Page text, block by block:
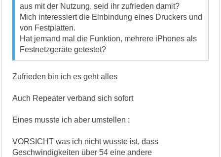
aus mit der Nutzung, seid ihr zufrieden damit?
Mich interessiert die Einbindung eines Druckers und
von Festplatten.
Hat jemand mal die Funktion, mehrere iPhones als
Festnetzgeräte getestet?
Zufrieden bin ich es geht alles
Auch Repeater verband sich sofort
Eines musste ich aber umstellen :
VORSICHT was ich nicht wusste ist, dass
Geschwindigkeiten über 54 eine andere